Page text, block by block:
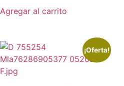
Agregar al carrito
¡Oferta!